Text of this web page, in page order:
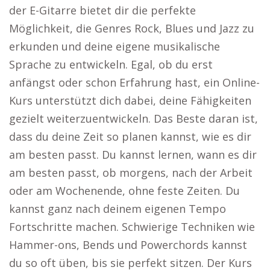
der E-Gitarre bietet dir die perfekte
Möglichkeit, die Genres Rock, Blues und Jazz zu
erkunden und deine eigene musikalische
Sprache zu entwickeln. Egal, ob du erst
anfängst oder schon Erfahrung hast, ein Online-
Kurs unterstützt dich dabei, deine Fähigkeiten
gezielt weiterzuentwickeln. Das Beste daran ist,
dass du deine Zeit so planen kannst, wie es dir
am besten passt. Du kannst lernen, wann es dir
am besten passt, ob morgens, nach der Arbeit
oder am Wochenende, ohne feste Zeiten. Du
kannst ganz nach deinem eigenen Tempo
Fortschritte machen. Schwierige Techniken wie
Hammer-ons, Bends und Powerchords kannst
du so oft üben, bis sie perfekt sitzen. Der Kurs